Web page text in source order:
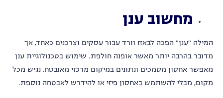
מחשוב ענן
המילה "ענן" הפכה לבאזז וורד עבור עסקים וצרכנים כאחד, אך
מדובר בהרבה יותר מאשר אופנה חולפת. שימוש בטכנולוגיית ענן
מאפשר אחסון מסמכים ונתונים במיקום מרכזי מאובטח, נגיש מכל
מקום, מבלי להשתמש באחסון פיזי או להידרש לאבטחה נוספת.